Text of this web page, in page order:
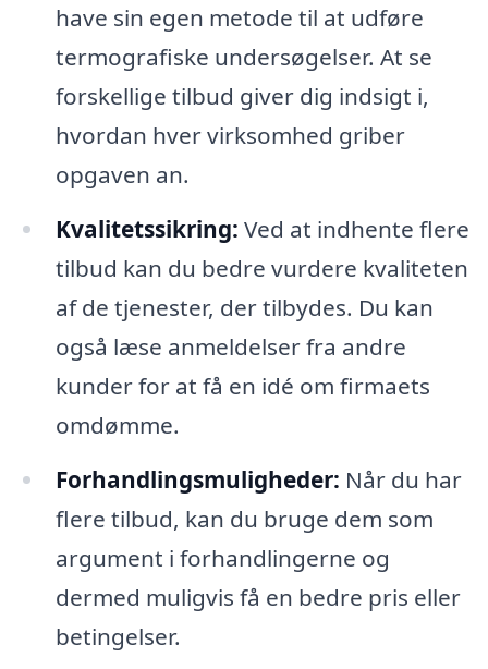
have sin egen metode til at udføre
termografiske undersøgelser. At se
forskellige tilbud giver dig indsigt i,
hvordan hver virksomhed griber
opgaven an.
Kvalitetssikring: Ved at indhente flere
tilbud kan du bedre vurdere kvaliteten
af de tjenester, der tilbydes. Du kan
også læse anmeldelser fra andre
kunder for at få en idé om firmaets
omdømme.
Forhandlingsmuligheder: Når du har
flere tilbud, kan du bruge dem som
argument i forhandlingerne og
dermed muligvis få en bedre pris eller
betingelser.